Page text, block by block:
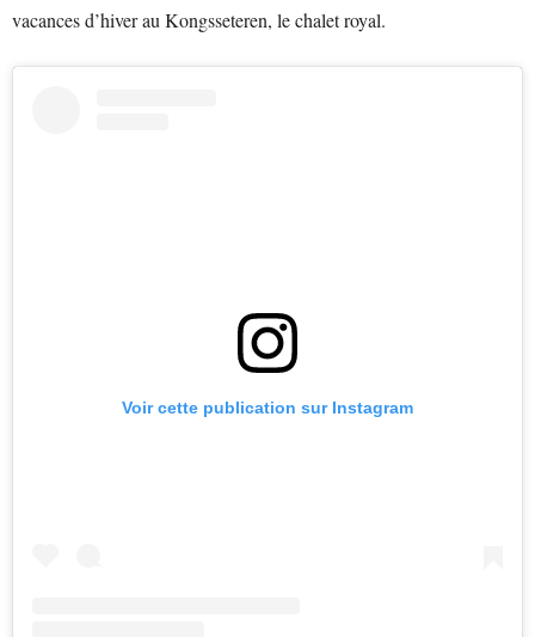
vacances d’hiver au Kongsseteren, le chalet royal.
Voir cette publication sur Instagram